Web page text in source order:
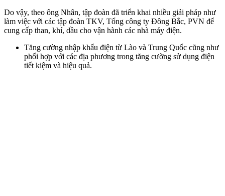
Do vậy, theo ông Nhân, tập đoàn đã triển khai nhiều giải pháp như
làm việc với các tập đoàn TKV, Tổng công ty Đông Bắc, PVN để
cung cấp than, khí, dầu cho vận hành các nhà máy điện.
Tăng cường nhập khẩu điện từ Lào và Trung Quốc cũng như
phối hợp với các địa phương trong tăng cường sử dụng điện
tiết kiệm và hiệu quả.